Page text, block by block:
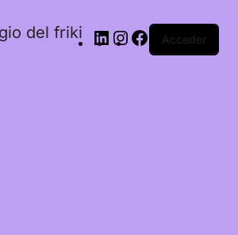
del friki Acceder